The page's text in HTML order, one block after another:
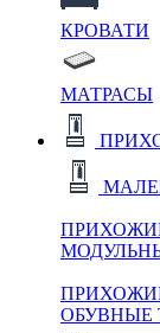
КРОВАТИ
МАТРАСЫ
ОБУВНЫЕ